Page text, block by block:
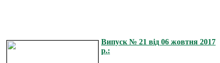
Випуск № 21 від 06 жовтня 2017
р.: